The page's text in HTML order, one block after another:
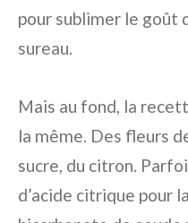
pour sublimer le goût
sureau.
Mais au fond, la
la même. Des fleurs
sucre, du citron.
d’acide citrique pour